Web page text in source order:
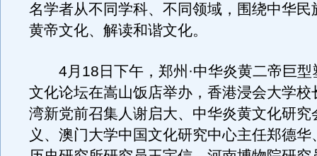
名学者从不同学科、不同领域，围绕中华民
黄帝文化、解读和谐文化。
4月18日下午，郑州·中华炎黄二帝巨型
文化论坛在嵩山饭店举办，香港浸会大学校
湾新党前召集人谢启大、中华炎黄文化研究
义、澳门大学中国文化研究中心主任郑德华